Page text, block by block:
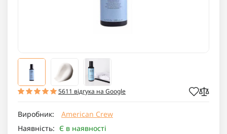
5611 відгука на Google
Виробник:
American Crew
Наявність: Є в наявності